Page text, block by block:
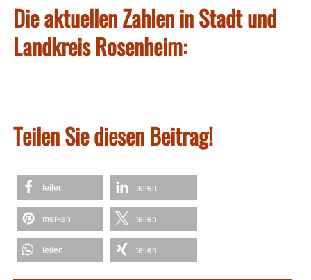
Die aktuellen Zahlen in Stadt und
Landkreis Rosenheim:
Teilen Sie diesen Beitrag!
teilen teilen
merken teilen
teilen teilen